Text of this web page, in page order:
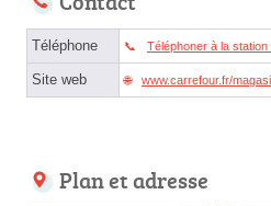
Téléphone Téléphoner à la
Site web www.carrefour.fr/
Plan et adresse